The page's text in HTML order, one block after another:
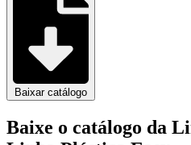
Baixar catálogo
Baixe o catálogo da